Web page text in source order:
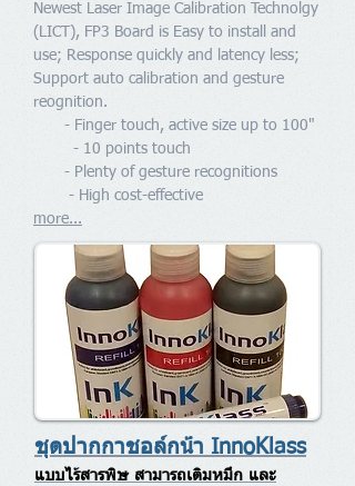
Newest Laser Image Calibration Technolgy
(LICT), FP3 Board is Easy to install and
use; Response quickly and latency less;
Support auto calibration and gesture
reognition.
- Finger touch, active size up to 100"
- 10 points touch
- Plenty of gesture recognitions
- High cost-effective
more...
ชุดปากกาชอล์กน้ำ InnoKlass
แบบไร้สารพิษ สามารถเติมหมึก และ